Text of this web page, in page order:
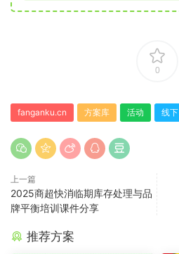
0
fanganku.cn 方案库 活动 线下
上一篇
2025商超快消临期库存处理与品
牌平衡培训课件分享
推荐方案